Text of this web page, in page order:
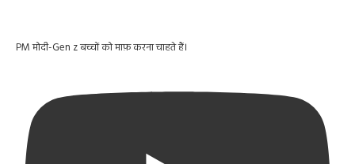
PM मोदी-Gen z बच्चों को माफ़ करना चाहते हैं।